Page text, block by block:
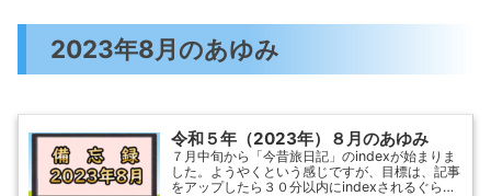
2023年8月のあゆみ
令和５年（2023年）８月のあゆみ
７月中旬から「今昔旅日記」のindexが始まりま
した。ようやくという感じですが、目標は、記事
をアップしたら３０分以内にindexされるぐらい